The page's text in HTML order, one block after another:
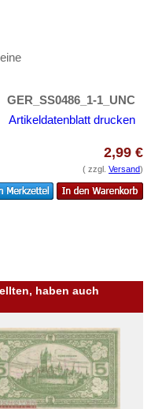
GER_SS0486_1-1_UNC
Artikeldatenblatt drucken
2,99 €
( zzgl. Versand)
haben auch